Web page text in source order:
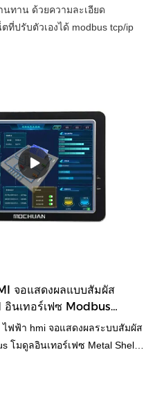
นทาน ด้วยความละเอียด
ที่ปรับตัวเองได้ modbus tcp/ip
จอแสดงผลแบบสัมผัส
อินเทอร์เฟซ Modbus
ไฟฟ้า hmi จอแสดงผลระบบสัมผัส
โมดูลอินเทอร์เฟซ Metal Shell